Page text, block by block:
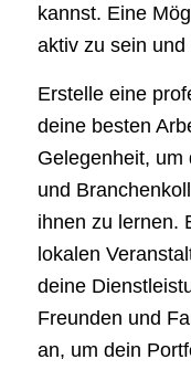
kannst. Eine
aktiv zu sein
Erstelle eine
deine besten
Gelegenheit, um
und
ihnen zu lernen.
lokalen
deine
Freunden und
an, um dein